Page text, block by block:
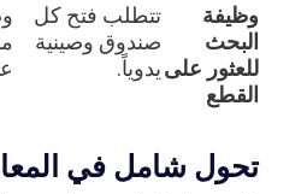
وظيفة
البحث
للعثور على
القطع
تتطلب فتح كل
صندوق وصينية
يدوياً.
تحول شامل في